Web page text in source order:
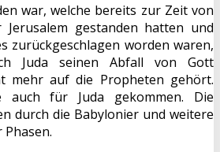
war, welche bereits zur Zeit von
gestanden hatten und
zurückgeschlagen worden waren,
Juda seinen Abfall von Gott
mehr auf die Propheten gehört.
für Juda gekommen. Die
durch die Babylonier und weitere